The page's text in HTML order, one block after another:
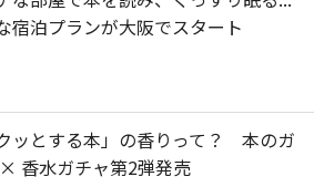
宿泊プランが大阪でスタート
クッとする本」の香りって？ 本のガ
香水ガチャ第2弾発売